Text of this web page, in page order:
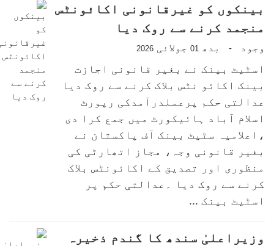
بینکوں کو غیرقانونی اکائونٹس
منجمد کرنے سے روک دیا
وجود - بدھ 01 جولائی 2026
اسٹیٹ بینک نے بغیر قانونی اجازت
بینک اکائو نٹس بلاک کرنے سے روک دیا
عدالتی حکم پرعملدرآمدکی رپورٹ
اسلام آباد ہائیکورٹ میں جمع کرا دی
،اعلامیہ سٹیٹ بینک آف پاکستان نے
بغیر قانونی وجہ، مجاز اتھارٹی کی
منظوری اور تصدیق کے اکائونٹس بلاک
کرنے سے روک دیا ۔عدالتی حکم پر
اسٹیٹ بینک ...
وزیراعلیٰ سندھ کا گندم ذخیرہ